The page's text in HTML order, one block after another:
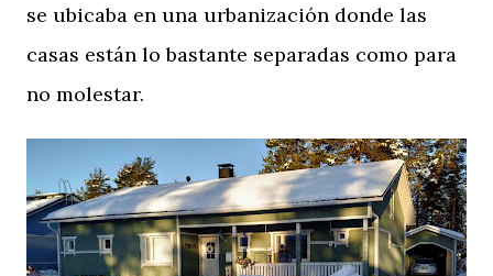
se ubicaba en una urbanización donde las
casas están lo bastante separadas como para
no molestar.